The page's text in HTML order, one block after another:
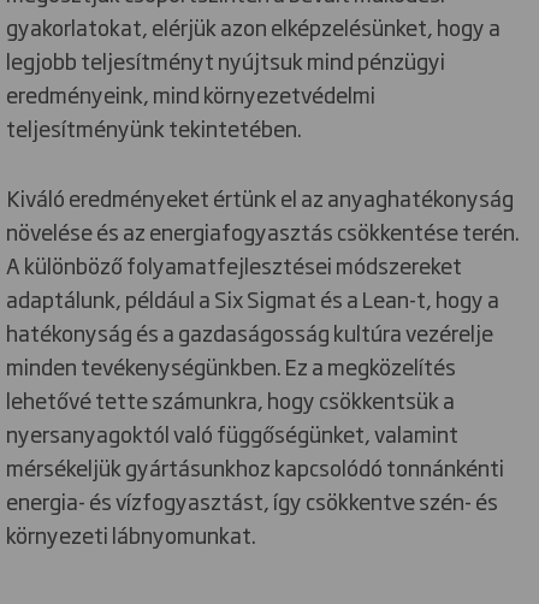
gyakorlatokat, elérjük azon elképzelésünket, hogy a
legjobb teljesítményt nyújtsuk mind pénzügyi
eredményeink, mind környezetvédelmi
teljesítményünk tekintetében.
Kiváló eredményeket értünk el az anyaghatékonyság
növelése és az energiafogyasztás csökkentése terén.
A különböző folyamatfejlesztései módszereket
adaptálunk, például a Six Sigmat és a Lean-t, hogy a
hatékonyság és a gazdaságosság kultúra vezérelje
minden tevékenységünkben. Ez a megközelítés
lehetővé tette számunkra, hogy csökkentsük a
nyersanyagoktól való függőségünket, valamint
mérsékeljük gyártásunkhoz kapcsolódó tonnánkénti
energia- és vízfogyasztást, így csökkentve szén- és
környezeti lábnyomunkat.